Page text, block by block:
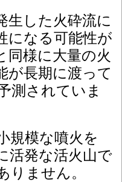
生した火砕流に
になる可能性が
同様に大量の火
が長期に渡って
測されていま
規模な噴火を
活発な活火山で
りません。